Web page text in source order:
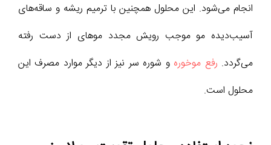
انجام می‌شود. این محلول همچنین با ترمیم ریشه و ساقه‌های
آسیب‌دیده مو موجب رویش مجدد موهای از دست رفته
می‌گردد. رفع موخوره و شوره سر نیز از دیگر موارد مصرف این
محلول است.